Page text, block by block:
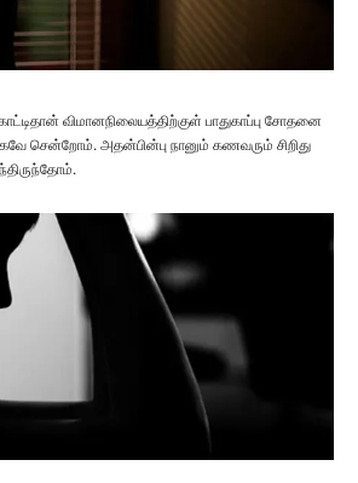
விமானநிலையத்திற்குள் பாதுகாப்பு சோதனை
சென்றோம். அதன்பின்பு நானும் கணவரும் சிறிது